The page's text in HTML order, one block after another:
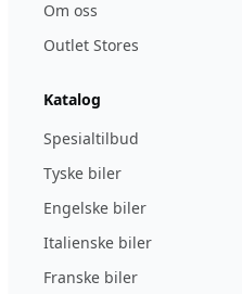
Om oss
Outlet Stores
Katalog
Spesialtilbud
Tyske biler
Engelske biler
Italienske biler
Franske biler